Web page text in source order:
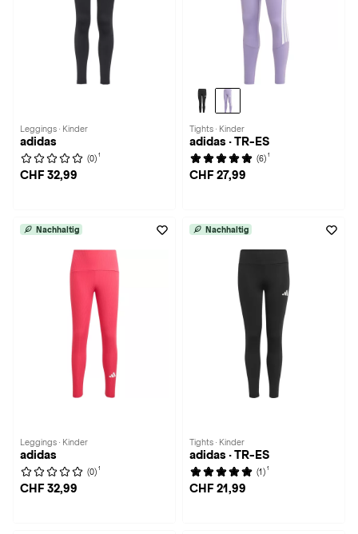
Leggings · Kinder
adidas
(0) 1
CHF 32,99
Tights · Kinder
adidas · TR-ES
(6) 1
CHF 27,99
Nachhaltig
Leggings · Kinder
adidas
(0) 1
CHF 32,99
Nachhaltig
Tights · Kinder
adidas · TR-ES
(1) 1
CHF 21,99